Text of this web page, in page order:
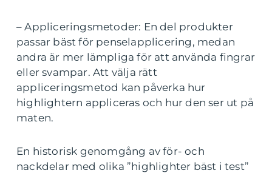
– Appliceringsmetoder: En del produkter
passar bäst för penselapplicering, medan
andra är mer lämpliga för att använda fingrar
eller svampar. Att välja rätt
appliceringsmetod kan påverka hur
highlightern appliceras och hur den ser ut på
maten.
En historisk genomgång av för- och
nackdelar med olika ”highlighter bäst i test”